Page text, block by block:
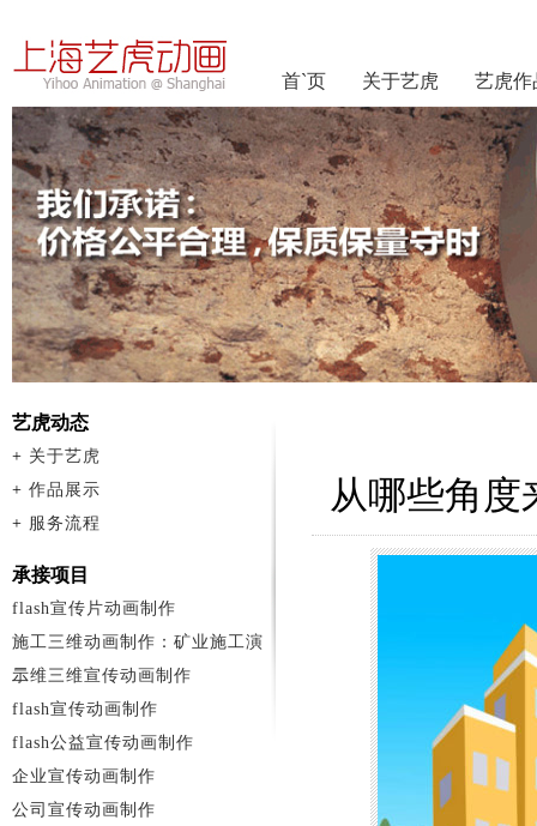
首`页 关于艺虎 艺虎作
从哪些角度
艺虎动态
+ 关于艺虎
+ 作品展示
+ 服务流程
承接项目
flash宣传片动画制作
施工三维动画制作：矿业施工演
示
二维三维宣传动画制作
flash宣传动画制作
flash公益宣传动画制作
企业宣传动画制作
公司宣传动画制作